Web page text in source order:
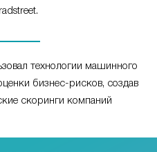
технологии машинного
бизнес-рисков, создав
скоринги компаний